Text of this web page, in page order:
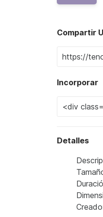
Compartir
Incorporar
Detalles